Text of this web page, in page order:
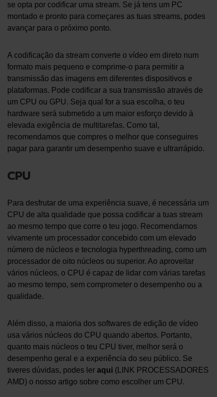
se opta por codificar uma stream. Se já tens um PC
montado e pronto para começares as tuas streams, podes
avançar para o próximo ponto.
A codificação da stream converte o vídeo em direto num
formato mais pequeno e comprime-o para permitir a
transmissão das imagens em diferentes dispositivos e
plataformas. Pode codificar a sua transmissão através de
um CPU ou GPU. Seja qual for a sua escolha, o teu
hardware será submetido a um maior esforço devido à
elevada exigência de multitarefas. Como tal,
recomendamos que compres o melhor que conseguires
pagar para garantir um desempenho suave e ultrarrápido.
CPU
Para desfrutar de uma experiência suave, é necessária um
CPU de alta qualidade que possa codificar a tuas stream
ao mesmo tempo que corre o teu jogo. Recomendamos
vivamente um processador concebido com um elevado
número de núcleos e tecnologia hyperthreading, como um
processador de oito núcleos ou superior. Ao aproveitar
vários núcleos, o CPU é capaz de lidar com várias tarefas
ao mesmo tempo, sem comprometer o desempenho ou a
qualidade.
Além disso, a maioria dos softwares de edição de vídeo
usa vários núcleos do CPU quando abertos. Portanto,
quanto mais núcleos o teu CPU tiver, melhor será o
desempenho geral e a experiência do seu público. Se
tiveres dúvidas, podes ler aqui (LINK PROCESSADORES
AMD) o nosso artigo sobre como escolher um CPU.